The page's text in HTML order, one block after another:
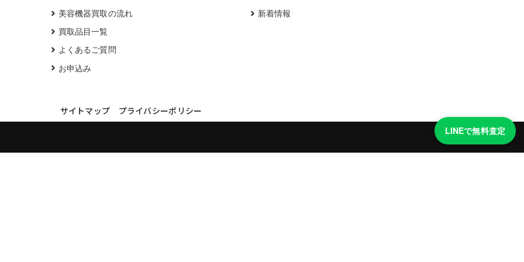
美容機器買取の流れ
買取品目一覧
よくあるご質問
お申込み
新着情報
サイトマップ プライバシーポリシー
LINEで無料査定